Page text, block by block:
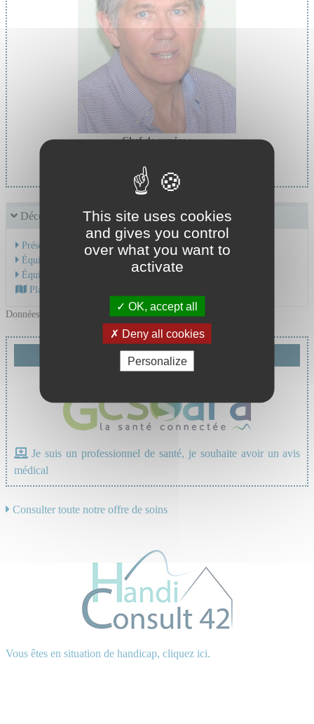
Chef de service :
Découvrir le service
Présentation de l'activité
Équipe Médicale
Équipe Soignante
Plan d'accès au CHU
Données mises à jour le 05/02/2026
Demande de téléexpertise
Je suis un professionnel de santé, je souhaite avoir un avis
médical
Consulter toute notre offre de soins
Vous êtes en situation de handicap, cliquez ici.
This site uses cookies
and gives you control
over what you want to
activate
OK, accept all
Deny all cookies
Personalize